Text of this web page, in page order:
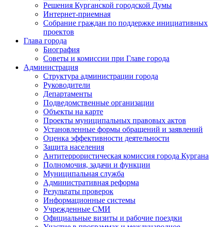
Решения Курганской городской Думы
Интернет-приемная
Собрание граждан по поддержке инициативных
проектов
Глава города
Биография
Советы и комиссии при Главе города
Администрация
Структура администрации города
Руководители
Департаменты
Подведомственные организации
Объекты на карте
Проекты муниципальных правовых актов
Установленные формы обращений и заявлений
Оценка эффективности деятельности
Защита населения
Антитеррористическая комиссия города Кургана
Полномочия, задачи и функции
Муниципальная служба
Административная реформа
Результаты проверок
Информационные системы
Учрежденные СМИ
Официальные визиты и рабочие поездки